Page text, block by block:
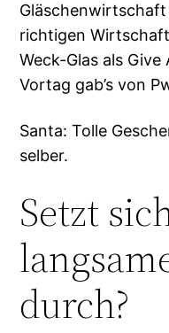
richtigen
Weck-Glas als Give
Vortag gab’s von
Santa: Tolle
selber.
Setzt
durch?